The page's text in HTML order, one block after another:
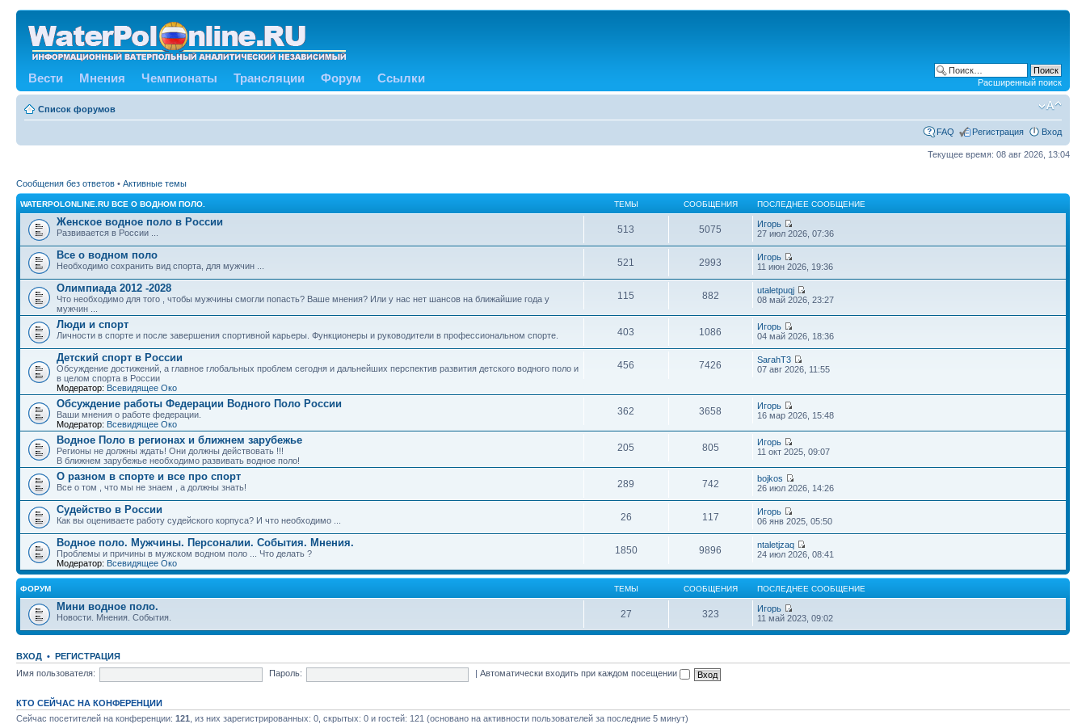
Вести Мнения Чемпионаты Трансляции Форум Ссылки Расширенный поиск
Список форумов
FAQ Регистрация Вход
Текущее время: 08 авг 2026, 13:04
Сообщения без ответов • Активные темы
WATERPOLONLINE.RU ВСЕ О ВОДНОМ ПОЛО. ТЕМЫ СООБЩЕНИЯ ПОСЛЕДНЕЕ СООБЩЕНИЕ
Женское водное поло в России
Развивается в России ... 513 5075
Игорь
27 июл 2026, 07:36
Все о водном поло
Необходимо сохранить вид спорта, для мужчин ... 521 2993
Игорь
11 июн 2026, 19:36
Олимпиада 2012 -2028
Что необходимо для того , чтобы мужчины смогли попасть? Ваше мнения? Или у нас нет шансов на ближайшие года у
мужчин ...
115 882
utaletpuqj
08 май 2026, 23:27
Люди и спорт
Личности в спорте и после завершения спортивной карьеры. Функционеры и руководители в профессиональном спорте. 403 1086
Игорь
04 май 2026, 18:36
Детский спорт в России
Обсуждение достижений, а главное глобальных проблем сегодня и дальнейших перспектив развития детского водного поло и
в целом спорта в России
Модератор: Всевидящее Око
456 7426
SarahT3
07 авг 2026, 11:55
Обсуждение работы Федерации Водного Поло России
Ваши мнения о работе федерации.
Модератор: Всевидящее Око
362 3658
Игорь
16 мар 2026, 15:48
Водное Поло в регионах и ближнем зарубежье
Регионы не должны ждать! Они должны действовать !!!
В ближнем зарубежье необходимо развивать водное поло!
205 805
Игорь
11 окт 2025, 09:07
О разном в спорте и все про спорт
Все о том , что мы не знаем , а должны знать! 289 742
bojkos
26 июл 2026, 14:26
Судейство в России
Как вы оцениваете работу судейского корпуса? И что необходимо ... 26 117
Игорь
06 янв 2025, 05:50
Водное поло. Мужчины. Персоналии. События. Мнения.
Проблемы и причины в мужском водном поло ... Что делать ?
Модератор: Всевидящее Око
1850 9896
ntaletjzaq
24 июл 2026, 08:41
ФОРУМ ТЕМЫ СООБЩЕНИЯ ПОСЛЕДНЕЕ СООБЩЕНИЕ
Мини водное поло.
Новости. Мнения. События. 27 323
Игорь
11 май 2023, 09:02
ВХОД • РЕГИСТРАЦИЯ
Имя пользователя:
Пароль: |Автоматически входить при каждом посещении
КТО СЕЙЧАС НА КОНФЕРЕНЦИИ
Сейчас посетителей на конференции: 121 , из них зарегистрированных: 0, скрытых: 0 и гостей: 121 (основано на активности пользователей за последние 5 минут)